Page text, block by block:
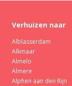
Verhuizen naar
Alblasserdam
Alkmaar
Almelo
Almere
Alphen aan den Rijn